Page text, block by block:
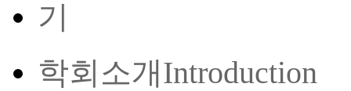
학회소개Introduction